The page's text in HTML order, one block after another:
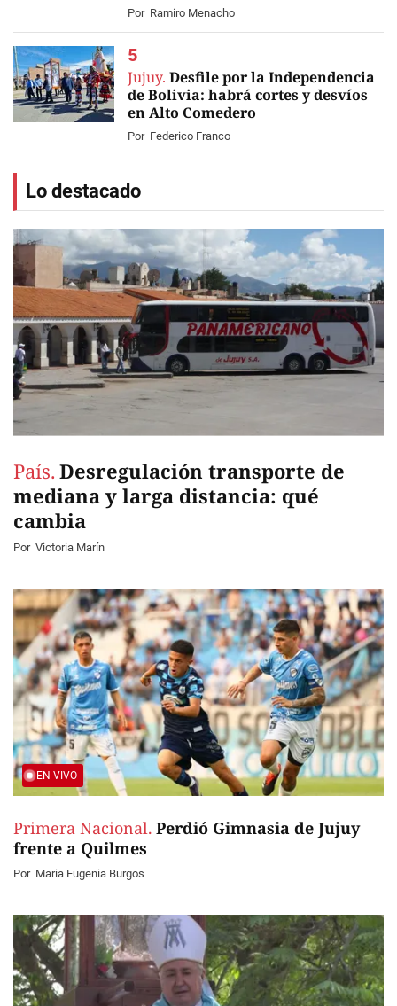
Por Ramiro Menacho
Jujuy. Desfile por la Independencia
de Bolivia: habrá cortes y desvíos
en Alto Comedero
Por Federico Franco
Lo destacado
País. Desregulación transporte de
mediana y larga distancia: qué
cambia
Por Victoria Marín
EN VIVO
Primera Nacional. Perdió Gimnasia de Jujuy
frente a Quilmes
Por Maria Eugenia Burgos